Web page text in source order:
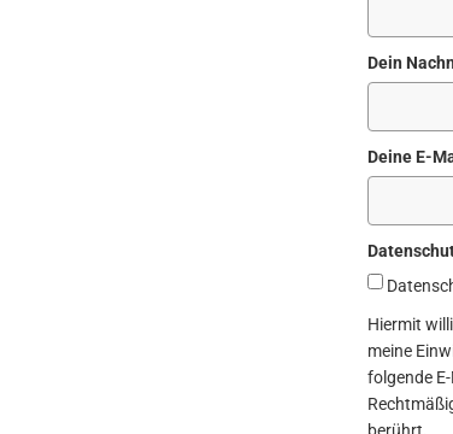
Dein
Deine E-
Hiermit
meine
folgende
berührt.